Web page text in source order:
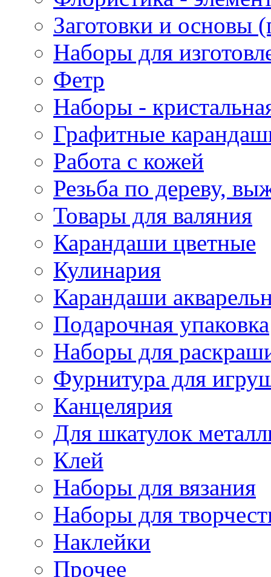
Заготовки и основы
Наборы для
Фетр
Наборы -
Графитные
Работа с кожей
Резьба по дереву,
Товары для валяния
Карандаши цветные
Кулинария
Карандаши
Подарочная упаковка
Наборы для
Фурнитура для
Канцелярия
Для шкатулок
Клей
Наборы для вязания
Наборы для
Наклейки
Прочее